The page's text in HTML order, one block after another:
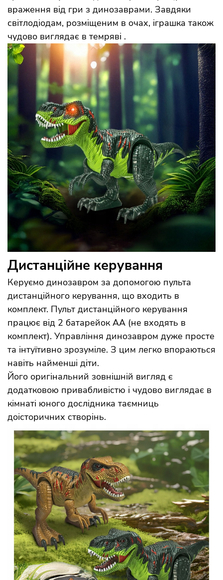
враження від гри з динозаврами. Завдяки
світлодіодам, розміщеним в очах, іграшка також
чудово виглядає в темряві .
Дистанційне керування
Керуємо динозавром за допомогою пульта
дистанційного керування, що входить в
комплект. Пульт дистанційного керування
працює від 2 батарейок АА (не входять в
комплект). Управління динозавром дуже просте
та інтуїтивно зрозуміле. З цим легко впораються
навіть найменші діти.
Його оригінальний зовнішній вигляд є
додатковою привабливістю і чудово виглядає в
кімнаті юного дослідника таємниць
доісторичних створінь.